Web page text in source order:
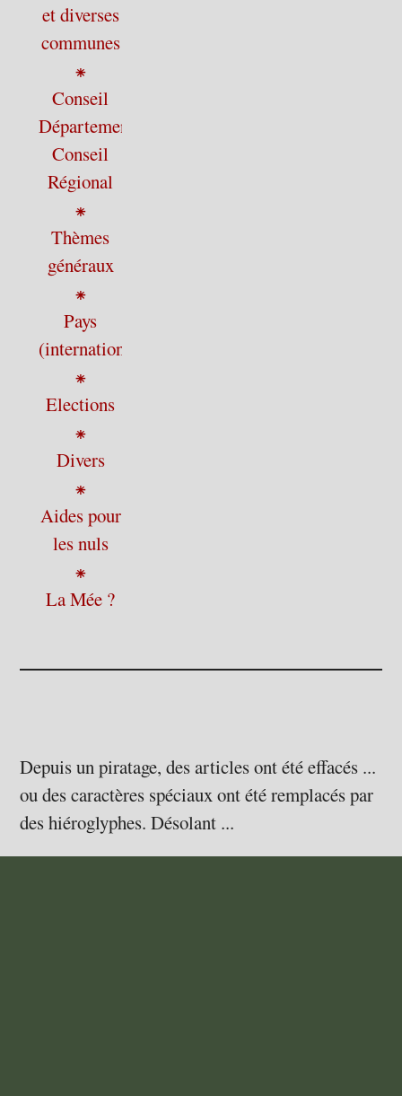
et diverses
communes
⁕
Conseil
Départemental,
Conseil
Régional
⁕
Thèmes
généraux
⁕
Pays
(international)
⁕
Elections
⁕
Divers
⁕
Aides pour
les nuls
⁕
La Mée ?
Depuis un piratage, des articles ont été effacés ...
ou des caractères spéciaux ont été remplacés par
des hiéroglyphes. Désolant ...